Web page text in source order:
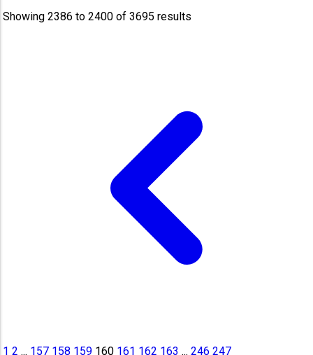
Showing2386 to2400 of3695 results
12... 157 158 159 160 161 162 163... 246247